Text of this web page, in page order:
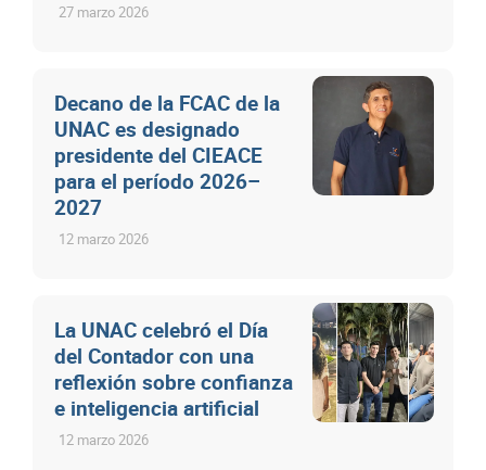
27 marzo 2026
Decano de la FCAC de la
UNAC es designado
presidente del CIEACE
para el período 2026–
2027
12 marzo 2026
La UNAC celebró el Día
del Contador con una
reflexión sobre confianza
e inteligencia artificial
12 marzo 2026